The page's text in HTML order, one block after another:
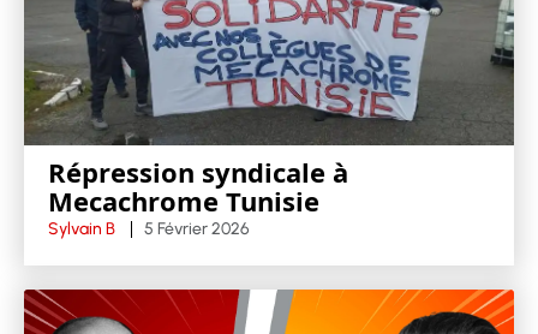
Répression syndicale à
Mecachrome Tunisie
Sylvain B 5 Février 2026